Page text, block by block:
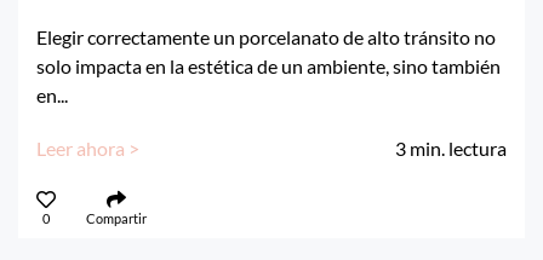
Elegir correctamente un porcelanato de alto tránsito no
solo impacta en la estética de un ambiente, sino también
en...
Leer ahora > 3 min. lectura
0 Compartir